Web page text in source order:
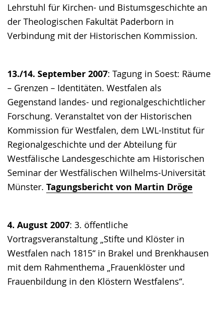
Lehrstuhl für Kirchen- und Bistumsgeschichte an
der Theologischen Fakultät Paderborn in
Verbindung mit der Historischen Kommission.
13./14. September 2007: Tagung in Soest: Räume
– Grenzen – Identitäten. Westfalen als
Gegenstand landes- und regionalgeschichtlicher
Forschung. Veranstaltet von der Historischen
Kommission für Westfalen, dem LWL-Institut für
Regionalgeschichte und der Abteilung für
Westfälische Landesgeschichte am Historischen
Seminar der Westfälischen Wilhelms-Universität
Münster. Tagungsbericht von Martin Dröge
4. August 2007: 3. öffentliche
Vortragsveranstaltung „Stifte und Klöster in
Westfalen nach 1815“ in Brakel und Brenkhausen
mit dem Rahmenthema „Frauenklöster und
Frauenbildung in den Klöstern Westfalens“.